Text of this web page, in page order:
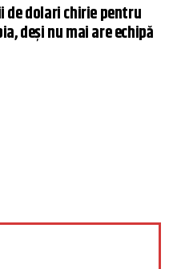
de dolari chirie pentru
deși nu mai are echipă